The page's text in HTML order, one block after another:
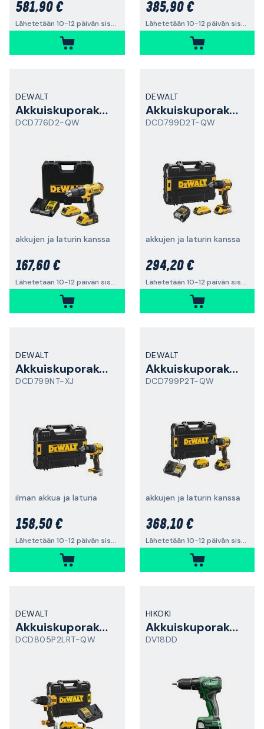
581,90 €
Lähetetään 10-12 päivän sisällä
385,90 €
Lähetetään 10-12 päivän sisällä
DEWALT
Akkuiskuporakone
DCD776D2-QW
akkujen ja laturin kanssa
167,60 €
Lähetetään 10-12 päivän sisällä
DEWALT
Akkuiskuporakone
DCD799D2T-QW
akkujen ja laturin kanssa
294,20 €
Lähetetään 10-12 päivän sisällä
DEWALT
Akkuiskuporakone
DCD799NT-XJ
ilman akkua ja laturia
158,50 €
Lähetetään 10-12 päivän sisällä
DEWALT
Akkuiskuporakone
DCD799P2T-QW
akkujen ja laturin kanssa
368,10 €
Lähetetään 10-12 päivän sisällä
DEWALT
Akkuiskuporakone
DCD805P2LRT-QW
HIKOKI
Akkuiskuporakone
DV18DD